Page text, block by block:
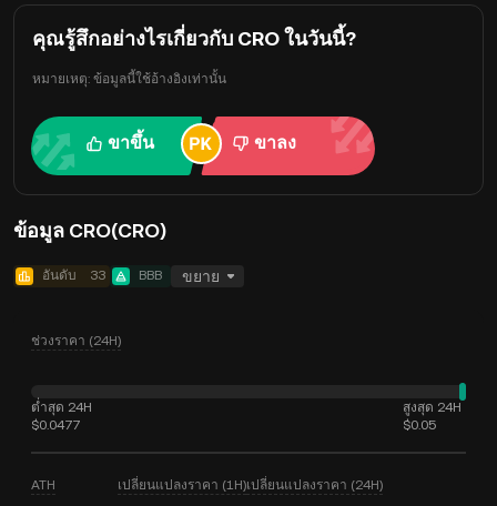
คุณรู้สึกอย่างไรเกี่ยวกับ CRO ในวันนี้?
หมายเหตุ: ข้อมูลนี้ใช้อ้างอิงเท่านั้น
ขาขึ้น ขาลง
ข้อมูล CRO(CRO)
อันดับ 33 BBB ขยาย
ช่วงราคา (24H)
ต่ำสุด 24H
$0.0477
สูงสุด 24H
$0.05
ATH เปลี่ยนแปลงราคา (1H)เปลี่ยนแปลงราคา (24H)